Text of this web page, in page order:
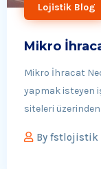
Lojistik Blog
Mikro
Mikro İhracat
yapmak isteyen
siteleri
By fstlojistik